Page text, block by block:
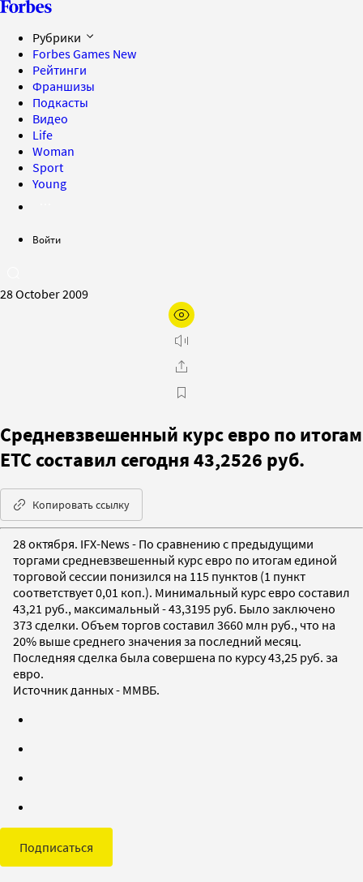
Рубрики
Forbes Games New
Рейтинги
Франшизы
Подкасты
Видео
Life
Woman
Sport
Young
Войти
28 October 2009
Средневзвешенный курс евро по итогам
ЕТС составил сегодня 43,2526 руб.
Копировать ссылку
28 октября. IFX-News - По сравнению с предыдущими
торгами средневзвешенный курс евро по итогам единой
торговой сессии понизился на 115 пунктов (1 пункт
соответствует 0,01 коп.). Минимальный курс евро составил
43,21 руб., максимальный - 43,3195 руб. Было заключено
373 сделки. Объем торгов составил 3660 млн руб., что на
20% выше среднего значения за последний месяц.
Последняя сделка была совершена по курсу 43,25 руб. за
евро.
Источник данных - ММВБ.
Подписаться